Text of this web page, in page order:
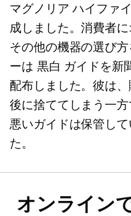
マグノリアハイファイ
成しました。消費者
その他の機器の選び
ーは 黒白 ガイドを新
配布しました。彼は
後に捨ててしまう一
悪いガイドは保管し
た。
オンライン